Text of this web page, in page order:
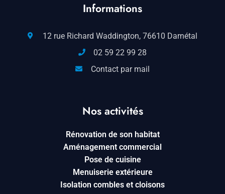
Informations
12 rue Richard Waddington, 76610 Darnétal
02 59 22 99 28
Contact par mail
Nos activités
Rénovation de son habitat
Aménagement commercial
Pose de cuisine
Menuiserie extérieure
Isolation combles et cloisons